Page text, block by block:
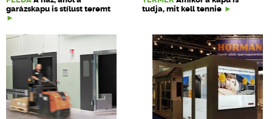
garázskapu is stílust teremt
tudja, mit kell tennie